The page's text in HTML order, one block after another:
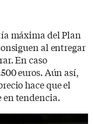
máxima del Plan
al entregar
En caso
euros. Aún así,
hace que el
en tendencia.